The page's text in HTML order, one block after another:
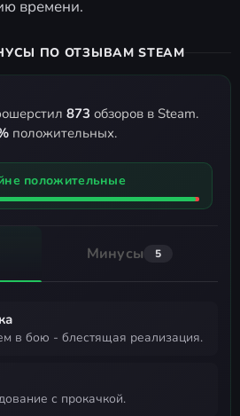
времени.
ПО ОТЗЫВАМ STEAM
873 обзоров в Steam.
положительных.
положительные
Минусы 5
в бою - блестящая реализация.
с прокачкой.